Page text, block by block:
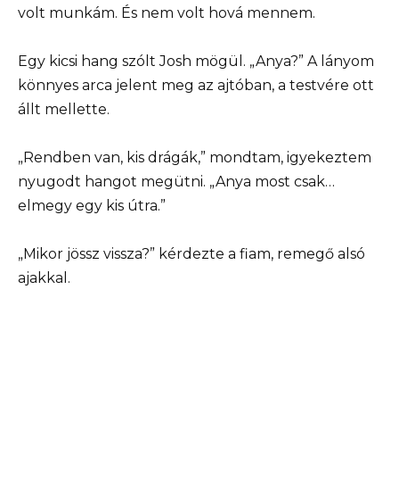
volt munkám. És nem volt hová mennem.
Egy kicsi hang szólt Josh mögül. „Anya?” A lányom
könnyes arca jelent meg az ajtóban, a testvére ott
állt mellette.
„Rendben van, kis drágák,” mondtam, igyekeztem
nyugodt hangot megütni. „Anya most csak…
elmegy egy kis útra.”
„Mikor jössz vissza?” kérdezte a fiam, remegő alsó
ajakkal.